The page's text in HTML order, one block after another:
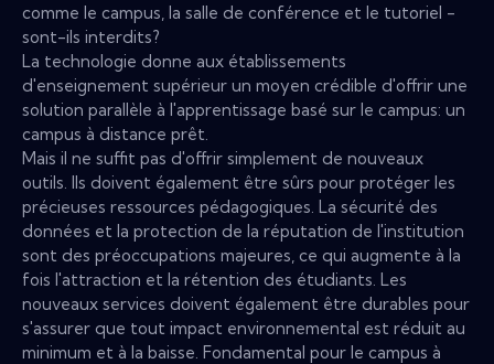
comme le campus, la salle de conférence et le tutoriel -
sont-ils interdits?
La technologie donne aux établissements
d'enseignement supérieur un moyen crédible d'offrir une
solution parallèle à l'apprentissage basé sur le campus: un
campus à distance prêt.
Mais il ne suffit pas d'offrir simplement de nouveaux
outils. Ils doivent également être sûrs pour protéger les
précieuses ressources pédagogiques. La sécurité des
données et la protection de la réputation de l'institution
sont des préoccupations majeures, ce qui augmente à la
fois l'attraction et la rétention des étudiants. Les
nouveaux services doivent également être durables pour
s'assurer que tout impact environnemental est réduit au
minimum et à la baisse. Fondamental pour le campus à